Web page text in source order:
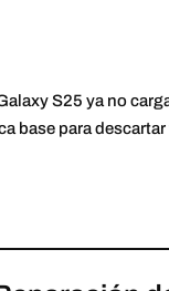
S25 ya no
base para